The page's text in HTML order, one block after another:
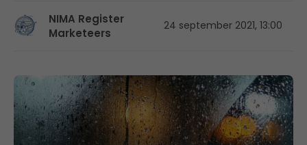
NIMA Register
Marketeers
24 september 2021, 13:00